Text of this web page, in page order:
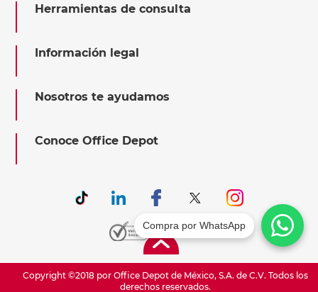
Herramientas de consulta
Información legal
Nosotros te ayudamos
Conoce Office Depot
Copyright ©2018 por Office Depot de México, S.A. de C.V. Todos los
derechos reservados.
Compra por WhatsApp